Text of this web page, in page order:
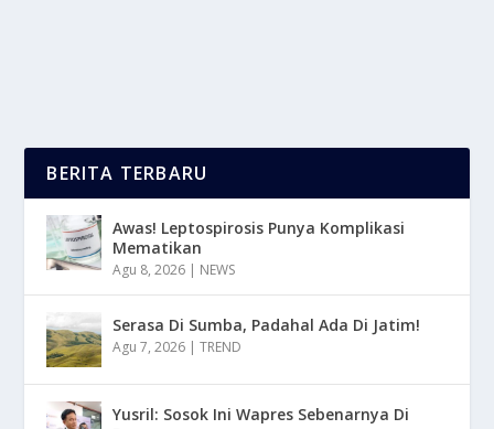
BERITA TERBARU
Awas! Leptospirosis Punya Komplikasi
Mematikan
Agu 8, 2026 | NEWS
Serasa Di Sumba, Padahal Ada Di Jatim!
Agu 7, 2026 |TREND
Yusril: Sosok Ini Wapres Sebenarnya Di